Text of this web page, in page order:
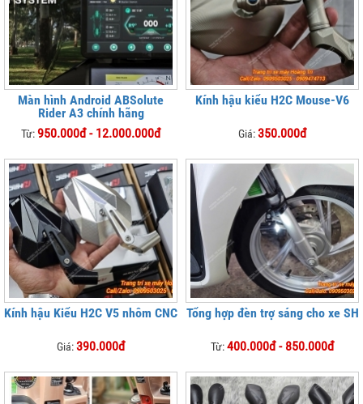
Màn hình Android ABSolute
Rider A3 chính hãng
Từ:950.000đ - 12.000.000đ
Kính hậu kiểu H2C Mouse-V6
Giá:350.000đ
Kính hậu Kiểu H2C V5 nhôm CNC
Giá:390.000đ
Tổng hợp đèn trợ sáng cho xe SH
Từ:400.000đ - 850.000đ